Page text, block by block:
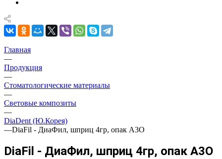
Главная
—
Продукция
—
Стоматологические материалы
—
Световые композиты
—
DiaDent (Ю.Корея)
—DiaFil - ДиаФил, шприц 4гр, опак A3O
DiaFil - ДиаФил, шприц 4гр, опак A3O